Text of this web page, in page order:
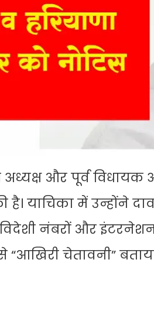
अध्यक्ष और पूर्व
है। याचिका में उन्होंने
विदेशी नंबरों और
चेतावनी”